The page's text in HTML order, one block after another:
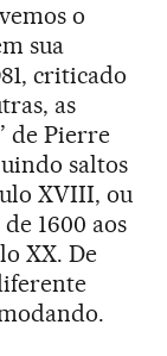
o
sua
criticado
as
de Pierre
saltos
XVIII, ou
1600 aos
XX. De